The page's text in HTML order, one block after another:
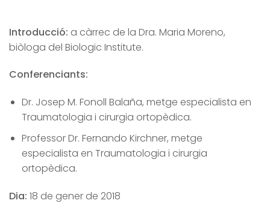
Introducció: a càrrec de la Dra. Maria Moreno,
biòloga del Biologic Institute.
Conferenciants:
Dr. Josep M. Fonoll Balaña, metge especialista en
Traumatologia i cirurgia ortopèdica.
Professor Dr. Fernando Kirchner, metge
especialista en Traumatologia i cirurgia
ortopèdica.
Dia: 18 de gener de 2018